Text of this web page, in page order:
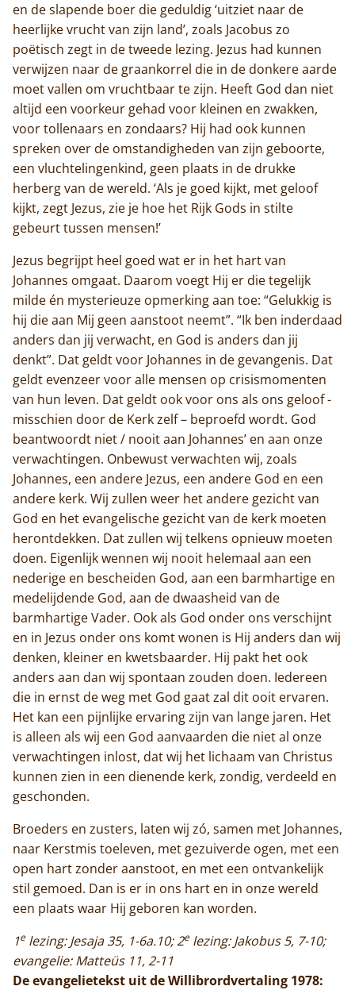
De abdij
Actueel
Monnik worden
Contact
en de slapende boer die geduldig ‘uitziet naar de
heerlijke vrucht van zijn land’, zoals Jacobus zo
poëtisch zegt in de tweede lezing. Jezus had kunnen
verwijzen naar de graankorrel die in de donkere aarde
moet vallen om vruchtbaar te zijn. Heeft God dan niet
altijd een voorkeur gehad voor kleinen en zwakken,
voor tollenaars en zondaars? Hij had ook kunnen
spreken over de omstandigheden van zijn geboorte,
een vluchtelingenkind, geen plaats in de drukke
herberg van de wereld. ‘Als je goed kijkt, met geloof
kijkt, zegt Jezus, zie je hoe het Rijk Gods in stilte
gebeurt tussen mensen!’
Jezus begrijpt heel goed wat er in het hart van
Johannes omgaat. Daarom voegt Hij er die tegelijk
milde én mysterieuze opmerking aan toe: “Gelukkig is
hij die aan Mij geen aanstoot neemt”. “Ik ben inderdaad
anders dan jij verwacht, en God is anders dan jij
denkt”. Dat geldt voor Johannes in de gevangenis. Dat
geldt evenzeer voor alle mensen op crisismomenten
van hun leven. Dat geldt ook voor ons als ons geloof -
misschien door de Kerk zelf – beproefd wordt. God
beantwoordt niet / nooit aan Johannes’ en aan onze
verwachtingen. Onbewust verwachten wij, zoals
Johannes, een andere Jezus, een andere God en een
andere kerk. Wij zullen weer het andere gezicht van
God en het evangelische gezicht van de kerk moeten
herontdekken. Dat zullen wij telkens opnieuw moeten
doen. Eigenlijk wennen wij nooit helemaal aan een
nederige en bescheiden God, aan een barmhartige en
medelijdende God, aan de dwaasheid van de
barmhartige Vader. Ook als God onder ons verschijnt
en in Jezus onder ons komt wonen is Hij anders dan wij
denken, kleiner en kwetsbaarder. Hij pakt het ook
anders aan dan wij spontaan zouden doen. Iedereen
die in ernst de weg met God gaat zal dit ooit ervaren.
Het kan een pijnlijke ervaring zijn van lange jaren. Het
is alleen als wij een God aanvaarden die niet al onze
verwachtingen inlost, dat wij het lichaam van Christus
kunnen zien in een dienende kerk, zondig, verdeeld en
geschonden.
Broeders en zusters, laten wij zó, samen met Johannes,
naar Kerstmis toeleven, met gezuiverde ogen, met een
open hart zonder aanstoot, en met een ontvankelijk
stil gemoed. Dan is er in ons hart en in onze wereld
een plaats waar Hij geboren kan worden.
1elezing: Jesaja 35, 1-6a.10; 2elezing: Jakobus 5, 7-10;
evangelie: Matteüs 11, 2-11
De evangelietekst uit de Willibrordvertaling 1978: